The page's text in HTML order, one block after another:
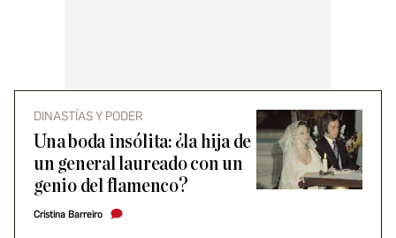
DINASTÍAS Y PODER
Una boda insólita: ¿la hija de
un general laureado con un
genio del flamenco?
Cristina Barreiro